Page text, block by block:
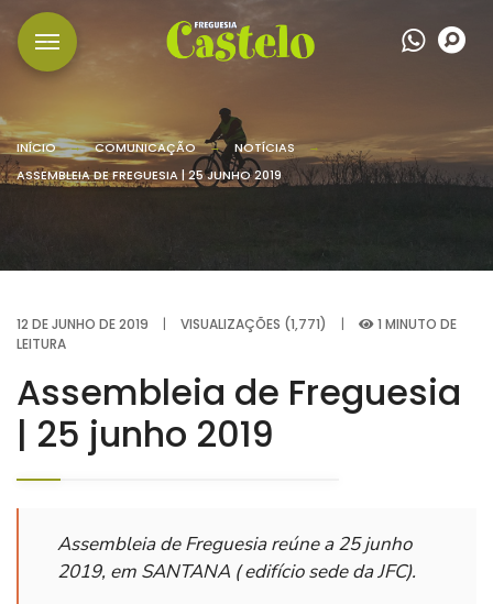
INÍCIO COMUNICAÇÃO
NOTÍCIAS
ASSEMBLEIA DE FREGUESIA | 25 JUNHO 2019
12 DE JUNHO DE 2019 | VISUALIZAÇÕES (1,771) |
1 MINUTO DE
LEITURA
Assembleia de Freguesia
| 25 junho 2019
Assembleia de Freguesia reúne a 25 junho
2019, em SANTANA ( edifício sede da JFC).